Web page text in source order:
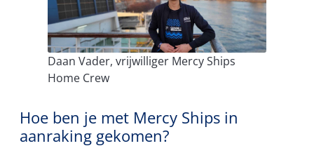
Daan Vader, vrijwilliger Mercy Ships
Home Crew
Hoe ben je met Mercy Ships in
aanraking gekomen?